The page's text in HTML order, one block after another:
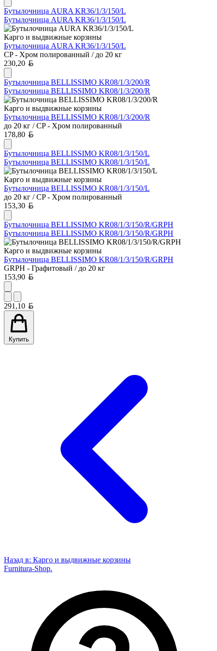
Бутылочница AURA KR36/1/3/150/L
Бутылочница AURA KR36/1/3/150/L
Карго и выдвижные корзины
Бутылочница AURA KR36/1/3/150/L
CP - Хром полированный / до 20 кг
230,20
Бутылочница BELLISSIMO KR08/1/3/200/R
Бутылочница BELLISSIMO KR08/1/3/200/R
Карго и выдвижные корзины
Бутылочница BELLISSIMO KR08/1/3/200/R
до 20 кг / CP - Хром полированный
178,80
Бутылочница BELLISSIMO KR08/1/3/150/L
Бутылочница BELLISSIMO KR08/1/3/150/L
Карго и выдвижные корзины
Бутылочница BELLISSIMO KR08/1/3/150/L
до 20 кг / CP - Хром полированный
153,30
Бутылочница BELLISSIMO KR08/1/3/150/R/GRPH
Бутылочница BELLISSIMO KR08/1/3/150/R/GRPH
Карго и выдвижные корзины
Бутылочница BELLISSIMO KR08/1/3/150/R/GRPH
GRPH - Графитовый / до 20 кг
153,90
291,10
Купить
Назад в: Карго и выдвижные корзины
Furnitura-Shop.